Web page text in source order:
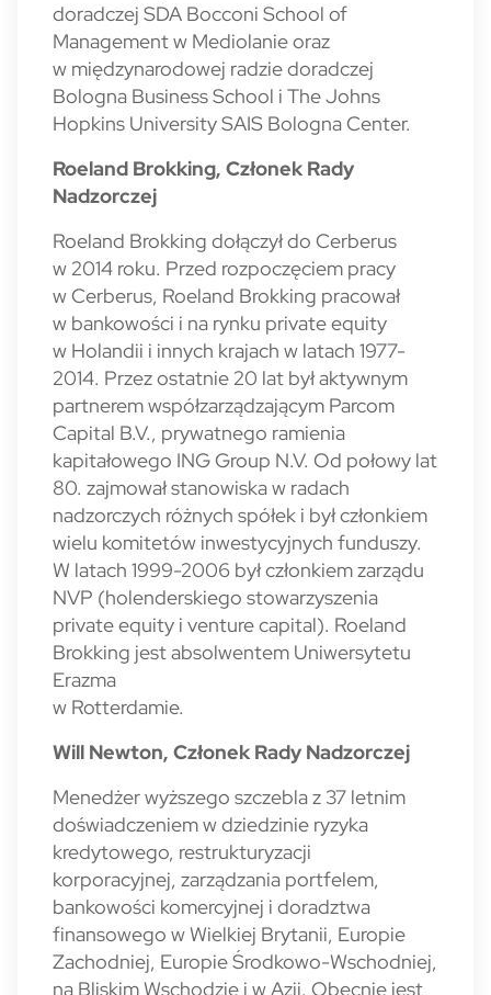
doradczej SDA Bocconi School of
Management w Mediolanie oraz
w międzynarodowej radzie doradczej
Bologna Business School i The Johns
Hopkins University SAIS Bologna Center.
Roeland Brokking, Członek Rady
Nadzorczej
Roeland Brokking dołączył do Cerberus
w 2014 roku. Przed rozpoczęciem pracy
w Cerberus, Roeland Brokking pracował
w bankowości i na rynku private equity
w Holandii i innych krajach w latach 1977-
2014. Przez ostatnie 20 lat był aktywnym
partnerem współzarządzającym Parcom
Capital B.V., prywatnego ramienia
kapitałowego ING Group N.V. Od połowy lat
80. zajmował stanowiska w radach
nadzorczych różnych spółek i był członkiem
wielu komitetów inwestycyjnych funduszy.
W latach 1999-2006 był członkiem zarządu
NVP (holenderskiego stowarzyszenia
private equity i venture capital). Roeland
Brokking jest absolwentem Uniwersytetu
Erazma
w Rotterdamie.
Will Newton, Członek Rady Nadzorczej
Menedżer wyższego szczebla z 37 letnim
doświadczeniem w dziedzinie ryzyka
kredytowego, restrukturyzacji
korporacyjnej, zarządzania portfelem,
bankowości komercyjnej i doradztwa
finansowego w Wielkiej Brytanii, Europie
Zachodniej, Europie Środkowo-Wschodniej,
na Bliskim Wschodzie i w Azji. Obecnie jest